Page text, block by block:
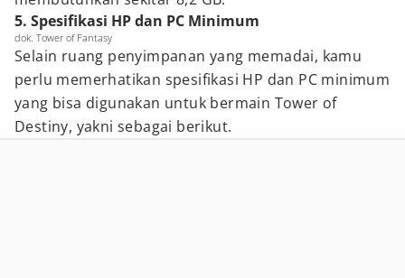
5. Spesifikasi HP dan PC Minimum
dok. Tower of Fantasy
Selain ruang penyimpanan yang memadai, kamu
perlu memerhatikan spesifikasi HP dan PC minimum
yang bisa digunakan untuk bermain Tower of
Destiny, yakni sebagai berikut.